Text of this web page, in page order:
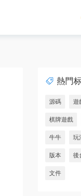
熱門
源碼 遊
棋牌遊戲
牛牛 玩
版本 後
文件